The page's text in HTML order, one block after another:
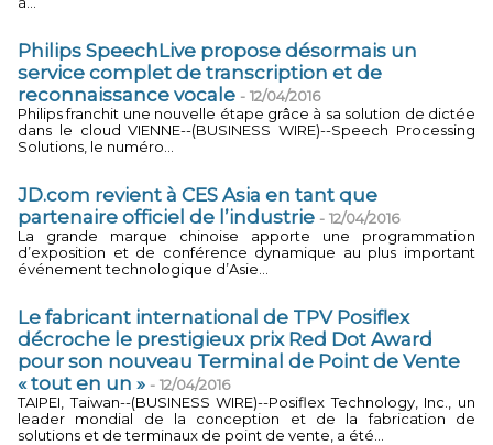
Philips SpeechLive propose désormais un
service complet de transcription et de
reconnaissance vocale - 12/04/2016
Philips franchit une nouvelle étape grâce à sa solution de dictée
dans le cloud VIENNE--(BUSINESS WIRE)--Speech Processing
Solutions, le numéro...
JD.com revient à CES Asia en tant que
partenaire officiel de l’industrie - 12/04/2016
La grande marque chinoise apporte une programmation
d’exposition et de conférence dynamique au plus important
événement technologique d’Asie...
Le fabricant international de TPV Posiflex
décroche le prestigieux prix Red Dot Award
pour son nouveau Terminal de Point de Vente
« tout en un » - 12/04/2016
TAIPEI, Taiwan--(BUSINESS WIRE)--Posiflex Technology, Inc., un
leader mondial de la conception et de la fabrication de
solutions et de terminaux de point de vente, a été...